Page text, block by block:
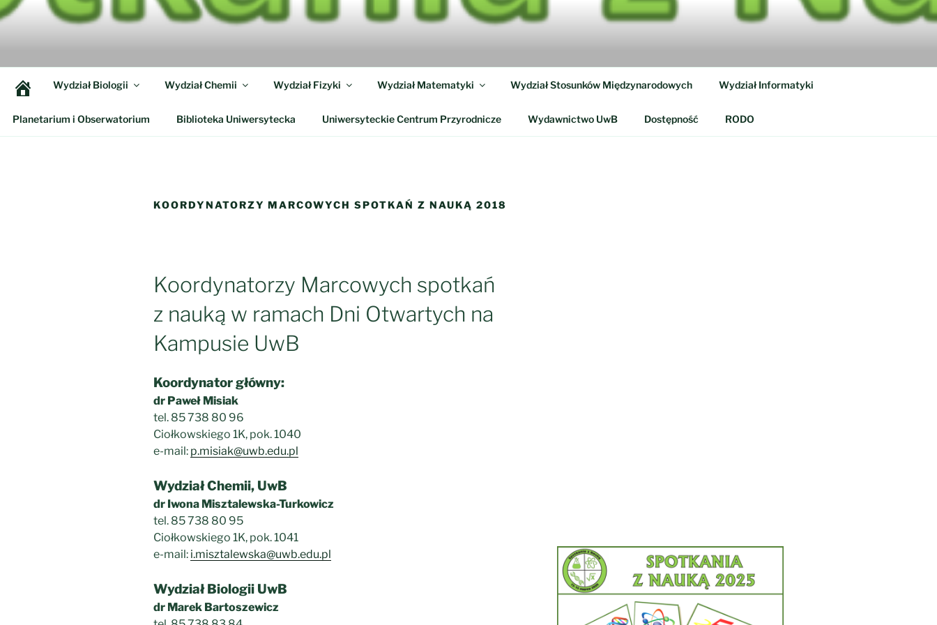
Przejdź
do
Wydział Biologii Wydział Chemii Wydział Fizyki Wydział Matematyki Wydział Stosunków Międzynarodowych Wydział Informatyki
Planetarium i Obserwatorium Biblioteka Uniwersytecka Uniwersyteckie Centrum Przyrodnicze Wydawnictwo UwB Dostępność RODO
KOORDYNATORZY MARCOWYCH SPOTKAŃ Z NAUKĄ 2018
Koordynatorzy Marcowych spotkań
z nauką w ramach Dni Otwartych na
Kampusie UwB
Koordynator główny:
dr Paweł Misiak
tel. 85 738 80 96
Ciołkowskiego 1K, pok. 1040
e-mail: p.misiak@uwb.edu.pl
Wydział Chemii, UwB
dr Iwona Misztalewska-Turkowicz
tel. 85 738 80 95
Ciołkowskiego 1K, pok. 1041
e-mail: i.misztalewska@uwb.edu.pl
Wydział Biologii UwB
dr Marek Bartoszewicz